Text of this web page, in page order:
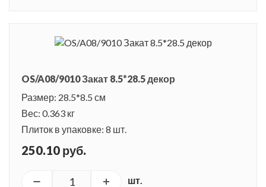
OS/A08/9010 Закат 8.5*28.5 декор
Размер: 28.5*8.5 см
Вес: 0.363 кг
Плиток в упаковке: 8 шт.
250.10 руб.
шт.